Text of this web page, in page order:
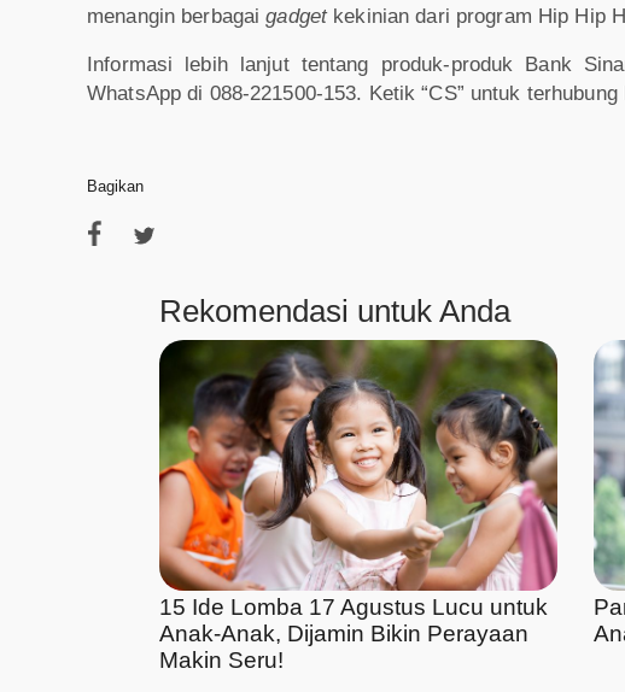
menangin berbagaigadget kekinian dari program Hip Hip
Informasi lebih lanjut tentang produk-produk Bank
WhatsApp di 088-221500-153. Ketik “CS” untuk
Bagikan
Rekomendasi untuk Anda
15 Ide Lomba 17 Agustus Lucu untuk
Anak-Anak, Dijamin Bikin Perayaan
Makin Seru!